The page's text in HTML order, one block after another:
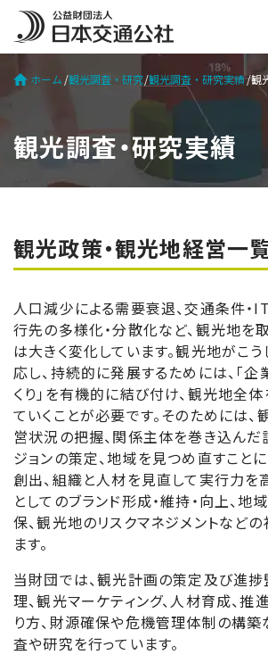
ホーム 観光調査・研究 観光調査・研究実績 観
観光調査・研究実績
観光政策・観光地経営一
人口減少による需要衰退、交通条件・
行先の多様化・分散化など、観光地を
は大きく変化しています。観光地がこ
応し、持続的に発展するためには、「企
くり」を有機的に結び付け、観光地全
ていくことが必要です。そのためには
営状況の把握、関係主体を巻き込ん
ジョンの策定、地域を見つめ直すこと
創出、組織と人材を見直して実行力を
としてのブランド形成・維持・向上、
保、観光地のリスクマネジメントなど
ます。
当財団では、観光計画の策定及び進捗
理、観光マーケティング、人材育成、
り方、財源確保や危機管理体制の構築
査や研究を行っています。